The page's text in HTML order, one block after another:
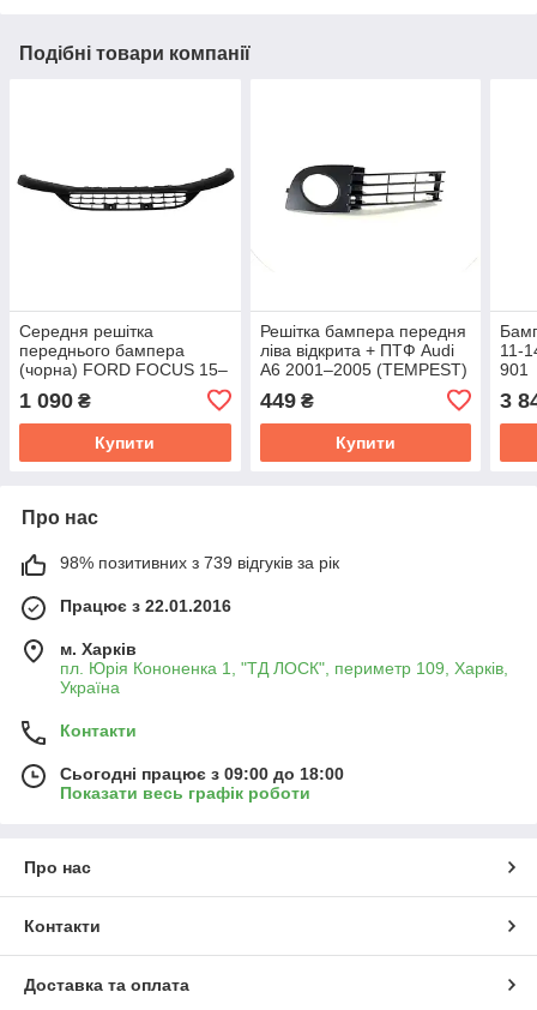
Подібні товари компанії
Середня решітка
переднього бампера
(чорна) FORD FOCUS 15–
18 (TEMPEST) 023 4615
909
1 090 ₴
Купити
Решітка бампера передня
ліва відкрита + ПТФ Audi
A6 2001–2005 (TEMPEST)
449₴
Купити
11-
901
3
Про нас
98% позитивних з 739 відгуків за рік
Працює з 22.01.2016
м. Харків
пл. Юрія Кононенка 1, "ТД ЛОСК", периметр 109, Харків,
Україна
Контакти
Сьогодні працює з 09:00 до 18:00
Показати весь графік роботи
Про нас
Контакти
Доставка та оплата